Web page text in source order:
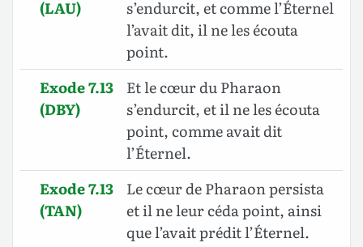
(LAU)
s’endurcit, et comme l’Éternel
l’avait dit, il ne les écouta
point.
Exode 7.13
(DBY)
Et le cœur du Pharaon
s’endurcit, et il ne les écouta
point, comme avait dit
l’Éternel.
Exode 7.13
(TAN)
Le cœur de Pharaon persista
et il ne leur céda point, ainsi
que l’avait prédit l’Éternel.